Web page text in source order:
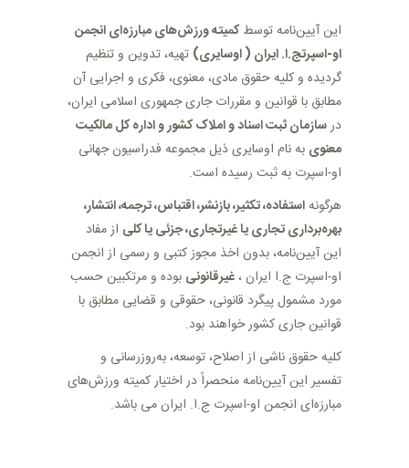
این آیین‌نامه توسطکمیته ورزش‌های مبارزه‌ای انجمن
او-اسپرتج.ا. ایران ( اوسایری) تهیه، تدوین و تنظیم
گردیده و کلیه حقوق مادی، معنوی، فکری و اجرایی آن
مطابق با قوانین و مقررات جاری جمهوری اسلامی ایران،
درسازمان ثبت اسناد و املاک کشور و اداره کل مالکیت
معنوی به نام اوسایری ذیل مجموعه فدراسیون جهانی
او-اسپرت به ثبت رسیده است.
هرگونهاستفاده، تکثیر، بازنشر، اقتباس، ترجمه، انتشار،
بهره‌برداری تجاری یا غیرتجاری، جزئی یا کلی از مفاد
این آیین‌نامه، بدون اخذ مجوز کتبی و رسمی از انجمن
او-اسپرت ج.ا ایران ،غیرقانونی بوده و مرتکبین حسب
مورد مشمول پیگرد قانونی، حقوقی و قضایی مطابق با
قوانین جاری کشور خواهند بود.
کلیه حقوق ناشی از اصلاح، توسعه، به‌روزرسانی و
تفسیر این آیین‌نامه منحصراً در اختیار کمیته ورزش‌های
مبارزه‌ای انجمن او-اسپرت ج.ا. ایران می باشد.